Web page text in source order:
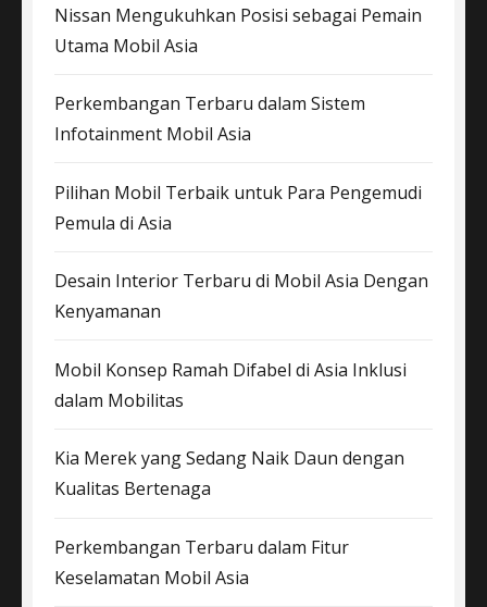
Nissan Mengukuhkan Posisi sebagai Pemain
Utama Mobil Asia
Perkembangan Terbaru dalam Sistem
Infotainment Mobil Asia
Pilihan Mobil Terbaik untuk Para Pengemudi
Pemula di Asia
Desain Interior Terbaru di Mobil Asia Dengan
Kenyamanan
Mobil Konsep Ramah Difabel di Asia Inklusi
dalam Mobilitas
Kia Merek yang Sedang Naik Daun dengan
Kualitas Bertenaga
Perkembangan Terbaru dalam Fitur
Keselamatan Mobil Asia